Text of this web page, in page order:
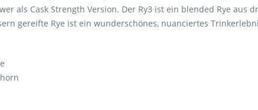
als Cask Strength Version. Der Ry3 ist ein blended Rye
gereifte Rye ist ein wunderschönes, nuanciertes